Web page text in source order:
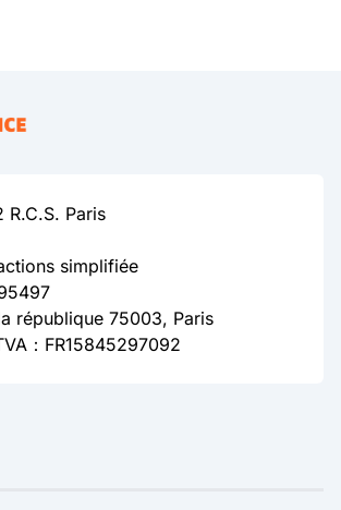
Paris
simplifiée
république 75003, Paris
：FR15845297092